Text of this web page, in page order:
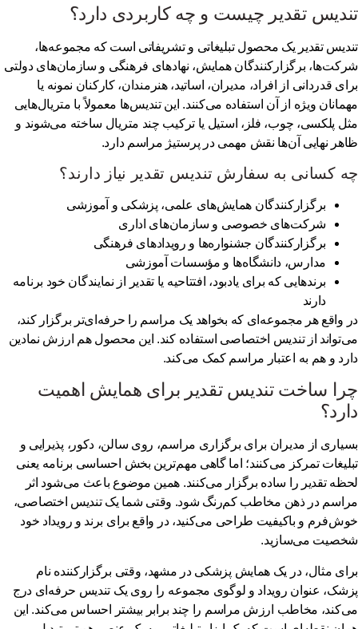
تقدیر چیست و چه کاربردی دارد؟
تقدیر یک محصول تبلیغاتی و تشریفاتی است که مجموعه‌ها،
برگزارکنندگان همایش، نهادهای فرهنگی و سازمان‌های دولتی
قدردانی از افراد، مدیران، اساتید، هنرمندان، کارکنان نمونه یا
ویژه از آن استفاده می‌کنند. این تندیس‌ها معمولاً با متریال‌هایی
پلکسی، چوب، فلز، استیل یا ترکیب چند متریال ساخته می‌شوند و
نهایی آن‌ها نقش مهمی در پرستیژ مراسم دارد.
کسانی به سفارش تندیس تقدیر نیاز دارند؟
برگزارکنندگان همایش‌های علمی، پزشکی و آموزشی
شرکت‌های خصوصی و سازمان‌های اداری
برگزارکنندگان جشنواره‌ها و رویدادهای فرهنگی
مدارس، دانشگاه‌ها و مؤسسات آموزشی
برندهایی که برای یادبود، افتتاحیه یا تقدیر از نمایندگان خود برنامه
دارند
واقع هر مجموعه‌ای که بخواهد یک مراسم را حرفه‌ای‌تر برگزار کند،
از تندیس اختصاصی استفاده کند. این محصول هم ارزش نمادین
و هم به اعتبار مراسم کمک می‌کند.
ساخت تندیس تقدیر برای همایش اهمیت
از مدیران برای برگزاری مراسم، روی سالن، دکور، پذیرایی و
تمرکز می‌کنند؛ اما گاهی مهم‌ترین بخش احساسی برنامه یعنی
تقدیر را ساده برگزار می‌کنند. همین موضوع باعث می‌شود اثر
در ذهن مخاطب کم‌رنگ شود. وقتی شما یک تندیس اختصاصی،
و باکیفیت طراحی می‌کنید، در واقع برای برند و رویداد خود
می‌سازید.
مثال، در یک همایش پزشکی در مشهد، وقتی برگزارکننده نام
عنوان رویداد و لوگوی مجموعه را روی یک تندیس حرفه‌ای درج
مخاطب ارزش مراسم را چند برابر بیشتر احساس می‌کند. این